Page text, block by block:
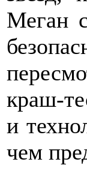
Меган
краш-
и
чем